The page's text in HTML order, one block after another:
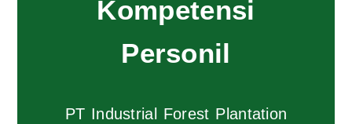
Kompetensi
Personil
PT Industrial Forest Plantation